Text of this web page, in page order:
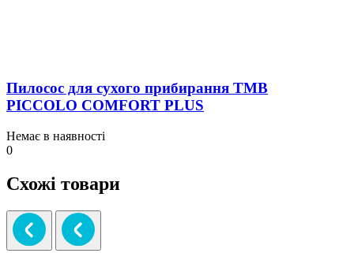
Пилосос для сухого прибирання TMB
PICCOLO COMFORT PLUS
Немає в наявності
0
Схожі товари